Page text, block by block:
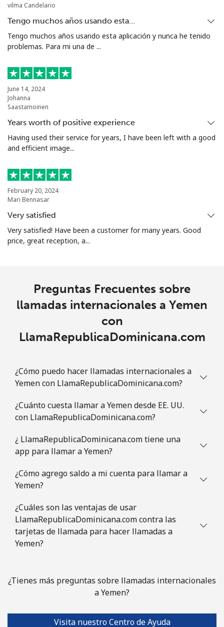
vilma Candelario
Tengo muchos años usando esta…
Tengo muchos años usando esta aplicación y nunca he tenido
problemas. Para mi una de ...
June 14, 2024
Johanna
Saastamoinen
Years worth of positive experience
Having used their service for years, I have been left with a good
and efficient image...
February 20, 2024
Mari Bennasar
Very satisfied
Very satisfied! Have been a customer for many years. Good
price, great reception, a...
Preguntas Frecuentes sobre
llamadas internacionales a Yemen
con
LlamaRepublicaDominicana.com
¿Cómo puedo hacer llamadas internacionales a
Yemen con LlamaRepublicaDominicana.com?
¿Cuánto cuesta llamar a Yemen desde EE. UU.
con LlamaRepublicaDominicana.com?
¿ LlamaRepublicaDominicana.com tiene una
app para llamar a Yemen?
¿Cómo agrego saldo a mi cuenta para llamar a
Yemen?
¿Cuáles son las ventajas de usar
LlamaRepublicaDominicana.com contra las
tarjetas de llamada para hacer llamadas a
Yemen?
¿Tienes más preguntas sobre llamadas internacionales
a Yemen?
Visita nuestro Centro de Ayuda